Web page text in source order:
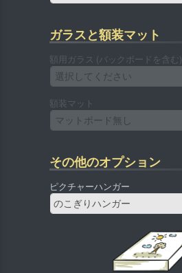
ガラスと額装マット
額用ガラス (バックボードを含む)
選択してください
額装マット
マットボード無し
その他のオプション
ピクチャーハンガー
のこぎりハンガー